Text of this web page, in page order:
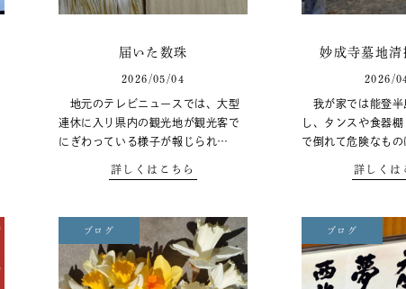
届いた数珠
2026/05/04
地元のテレビニュースでは、大型
連休に入り県内の観光地が観光客で
にぎわっている様子が報じられ…
詳しくはこちら
妙成寺墓地清
2026/
我が家では能登半
し、タンスや食器
で倒れて危険なも
詳しくは
ブログ ブログ